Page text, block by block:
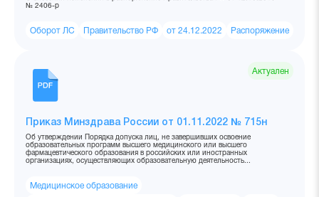
№ 2406-р
Оборот ЛС Правительство РФ от 24.12.2022 Распоряжение
Актуален
Приказ Минздрава России от 01.11.2022 № 715н
Об утверждении Порядка допуска лиц, не завершивших освоение
образовательных программ высшего медицинского или высшего
фармацевтического образования в российских или иностранных
организациях, осуществляющих образовательную деятельность...
Медицинское образование